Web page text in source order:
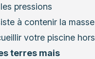
pressions
à contenir la masse
votre piscine hors
terres mais